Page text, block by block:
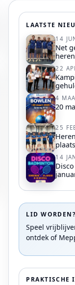
LAATSTE
14
Net
22
4
20
25
14
LID WORDEN?
Speel
ontdek of
PRAKTISCHE